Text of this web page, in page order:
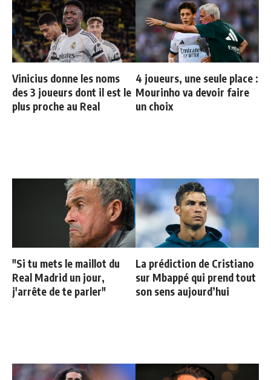
Vinicius donne les noms
des 3 joueurs dont il est le
plus proche au Real
4 joueurs, une seule place :
Mourinho va devoir faire
un choix
"Si tu mets le maillot du
Real Madrid un jour,
j'arrête de te parler"
La prédiction de Cristiano
sur Mbappé qui prend tout
son sens aujourd’hui